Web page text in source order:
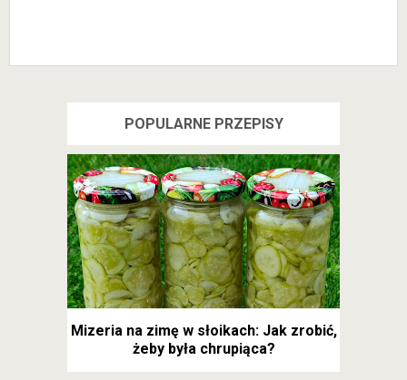
POPULARNE PRZEPISY
Mizeria na zimę w słoikach: Jak zrobić,
żeby była chrupiąca?